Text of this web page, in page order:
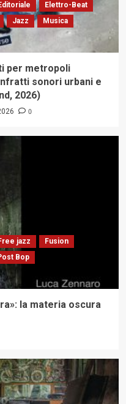
Elettro-Beat
Jazz
Musica
per metropoli
sonori urbani e
2026)
0
jazz
Fusion
Bop
la materia oscura